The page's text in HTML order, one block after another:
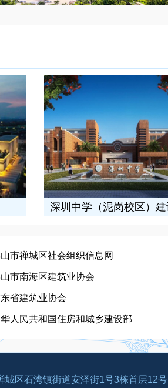
市禅城区社会组织信息网
市南海区建筑业协会
省建筑业协会
人民共和国住房和城乡建设部
城区石湾镇街道安泽街1号3栋首层12号